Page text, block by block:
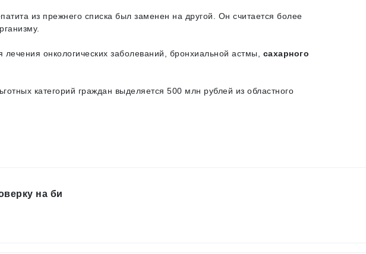
из прежнего списка был заменен на другой. Он считается более
онкологических заболеваний, бронхиальной астмы, сахарного
категорий граждан выделяется 500 млн рублей из областного
на би